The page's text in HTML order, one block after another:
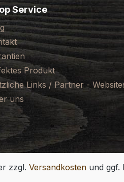
Service
Produkt
Links / Partner -
uns
zzgl. Versandkosten und ggf.